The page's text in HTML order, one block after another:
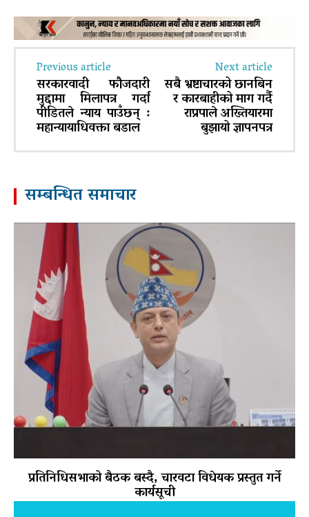
Previous article
सरकारवादी फौजदारी
मुद्दामा मिलापत्र गर्दा
पीडितले न्याय पाउँछन् :
महान्यायाधिवक्ता बडाल
Next article
सबै भ्रष्टाचारको छानबिन
र कारबाहीको माग गर्दै
राप्रपाले अख्तियारमा
बुझायो ज्ञापनपत्र
सम्बन्धित समाचार
प्रतिनिधिसभाको बैठक बस्दै, चारवटा विधेयक प्रस्तुत गर्ने
कार्यसूची